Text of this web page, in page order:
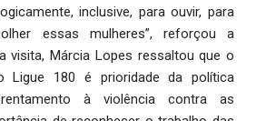
inclusive, para ouvir, para
essas mulheres”, reforçou a
visita, Márcia Lopes ressaltou que o
Ligue 180 é prioridade da política
à violência contra as